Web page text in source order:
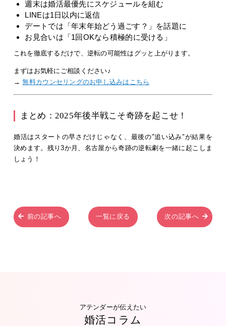
週末は婚活最優先にスケジュールを組む
LINEは1日以内に返信
デートでは「年末年始どう過ごす？」を話題に
お見合いは「1回OKなら積極的に受ける」
これを徹底するだけで、逆転の可能性はグッと上がります。
まずはお気軽にご相談ください♪
→無料カウンセリングのお申し込みはこちら
まとめ：2025年後半戦こそ奇跡を起こせ！
婚活はスタートの早さだけじゃなく、最後の"追い込み"が結果を
決めます。残り3か月、名古屋から奇跡の逆転劇を一緒に起こしま
しょう！
前の記事へ 一覧に戻る 次の記事へ
アテンダーが伝えたい
婚活コラム